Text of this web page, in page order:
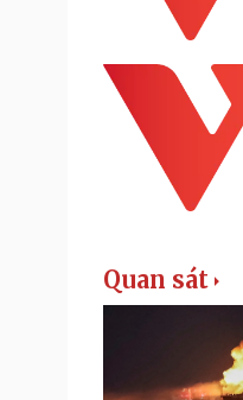
Quan sát